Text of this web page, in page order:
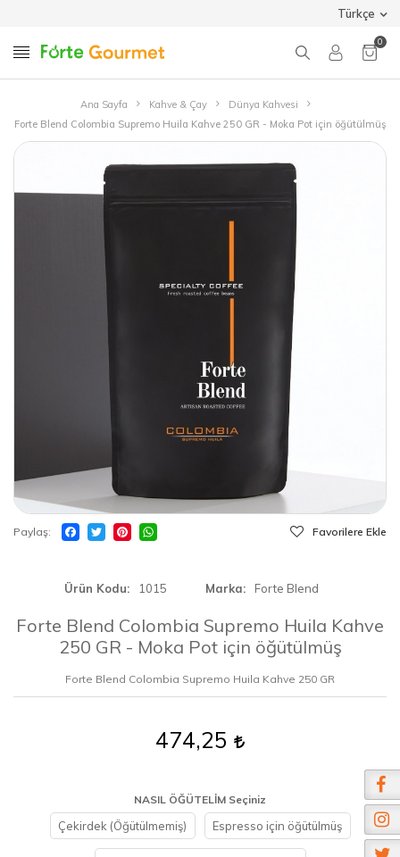
Türkçe
0
Ana Sayfa Kahve & Çay
Dünya Kahvesi
Forte Blend Colombia Supremo Huila Kahve 250 GR - Moka Pot için öğütülmüş
Paylaş Favorilere Ekle
Ürün Kodu 1015 Marka Forte Blend
Forte Blend Colombia Supremo Huila Kahve
250 GR - Moka Pot için öğütülmüş
Forte Blend Colombia Supremo Huila Kahve 250 GR
474,25
NASIL ÖĞÜTELİM Seçiniz
Çekirdek (Öğütülmemiş) Espresso için öğütülmüş